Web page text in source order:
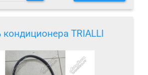
TRIALLI